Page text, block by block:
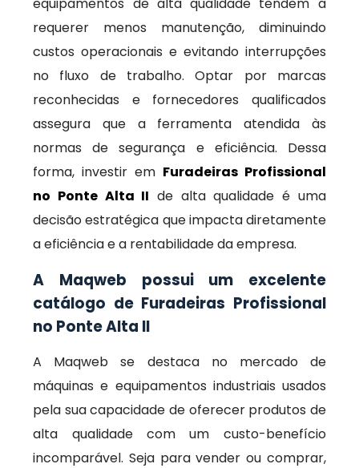
requerer menos manutenção, diminuindo
custos operacionais e evitando interrupções
no fluxo de trabalho. Optar por marcas
reconhecidas e fornecedores qualificados
assegura que a ferramenta atendida às
normas de segurança e eficiência. Dessa
forma, investir em Furadeiras Profissional
no Ponte Alta II de alta qualidade é uma
decisão estratégica que impacta diretamente
a eficiência e a rentabilidade da empresa.
A Maqweb possui um excelente
catálogo de Furadeiras Profissional
no Ponte Alta II
A Maqweb se destaca no mercado de
máquinas e equipamentos industriais usados
pela sua capacidade de oferecer produtos de
alta qualidade com um custo-benefício
incomparável. Seja para vender ou comprar,